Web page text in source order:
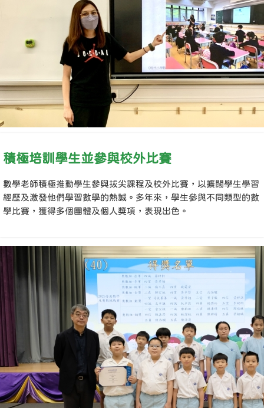
積極培訓學生並參與校外比賽
數學老師積極推動學生參與拔尖課程及校外比賽，以擴闊學生學習
經歷及激發他們學習數學的熱誠。多年來，學生參與不同類型的數
學比賽，獲得多個團體及個人獎項，表現出色。